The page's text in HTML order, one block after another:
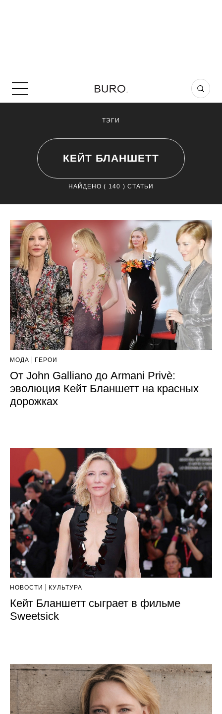
ТЭГИ
КЕЙТ БЛАНШЕТТ
НАЙДЕНО ( 140 ) СТАТЬИ
МОДА ГЕРОИ
От John Galliano до Armani Privè:
эволюция Кейт Бланшетт на красных
дорожках
НОВОСТИ КУЛЬТУРА
Кейт Бланшетт сыграет в фильме
Sweetsick